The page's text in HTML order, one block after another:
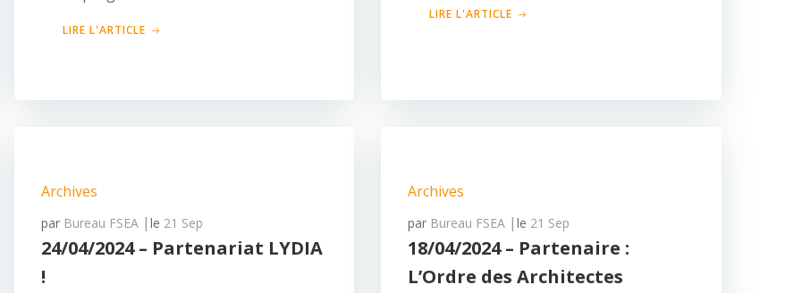
LIRE L'ARTICLE
LIRE L'ARTICLE
Archives
par Bureau FSEA | le 21 Sep
24/04/2024 – Partenariat LYDIA
!
Archives
par Bureau FSEA |le 21 Sep
18/04/2024 – Partenaire :
L’Ordre des Architectes